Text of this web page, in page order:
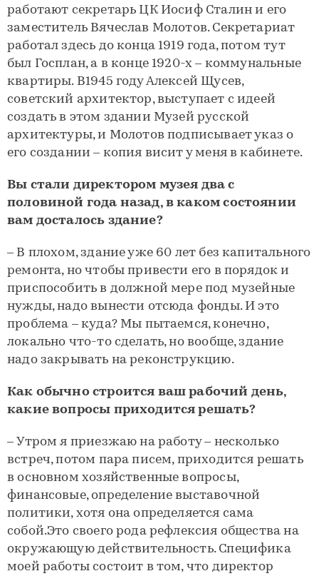
работают секретарь ЦК Иосиф Сталин и его
заместитель Вячеслав Молотов. Секретариат
работал здесь до конца 1919 года, потом тут
был Госплан, а в конце 1920-х – коммунальные
квартиры. В1945 году Алексей Щусев,
советский архитектор, выступает с идеей
создать в этом здании Музей русской
архитектуры, и Молотов подписывает указ о
его создании – копия висит у меня в кабинете.
Вы стали директором музея два с
половиной года назад, в каком состоянии
вам досталось здание?
– В плохом, здание уже 60 лет без капитального
ремонта, но чтобы привести его в порядок и
приспособить в должной мере под музейные
нужды, надо вынести отсюда фонды. И это
проблема – куда? Мы пытаемся, конечно,
локально что-то сделать, но вообще, здание
надо закрывать на реконструкцию.
Как обычно строится ваш рабочий день,
какие вопросы приходится решать?
– Утром я приезжаю на работу – несколько
встреч, потом пара писем, приходится решать
в основном хозяйственные вопросы,
финансовые, определение выставочной
политики, хотя она определяется сама
собой.Это своего рода рефлексия общества на
окружающую действительность. Специфика
моей работы состоит в том, что директор